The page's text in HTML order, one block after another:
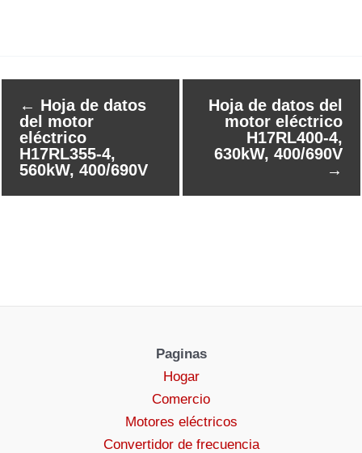
← Hoja de datos
del motor
eléctrico
H17RL355-4,
560kW, 400/690V
Hoja de datos del
motor eléctrico
H17RL400-4,
630kW, 400/690V
→
Paginas
Hogar
Comercio
Motores eléctricos
Convertidor de frecuencia